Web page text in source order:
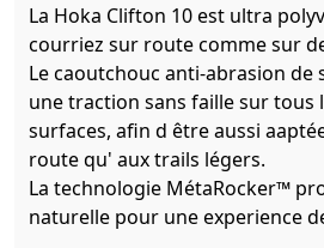
La Hoka Clifton 10 est ultra
courriez sur route comme sur
Le caoutchouc anti-abrasion de
une traction sans faille sur tous
surfaces, afin d être aussi
route qu' aux trails légers.
La technologie MétaRocker™
naturelle pour une experience